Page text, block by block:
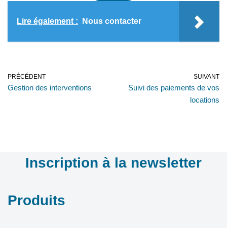
Lire également : Nous contacter
PRÉCÉDENT
Gestion des interventions
SUIVANT
Suivi des paiements de vos
locations
Inscription à la newsletter
Produits